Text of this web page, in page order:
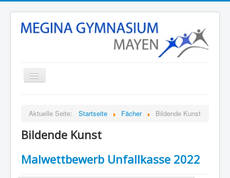
Unsere Schule
Schulleben
Aktuelle Seite: Startseite Fächer Bildende Kunst
Bildende Kunst
Malwettbewerb Unfallkasse 2022